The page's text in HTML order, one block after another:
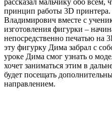
рассказал мальчику обо всем,
принцип работы 3D принтера.
Владимирович вместе с
изготовления фигурки –
непосредственно печатью на
эту фигурку Дима забрал с
уроке Дима смог узнать о
хочет заниматься этим в
будет посещать
направлением.